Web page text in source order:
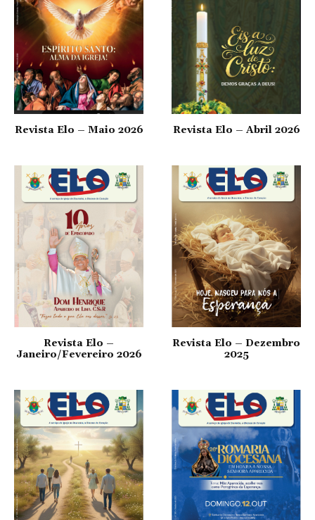
Revista Elo – Maio 2026 Revista Elo – Abril 2026
Revista Elo –
Janeiro/Fevereiro 2026
Revista Elo – Dezembro
2025